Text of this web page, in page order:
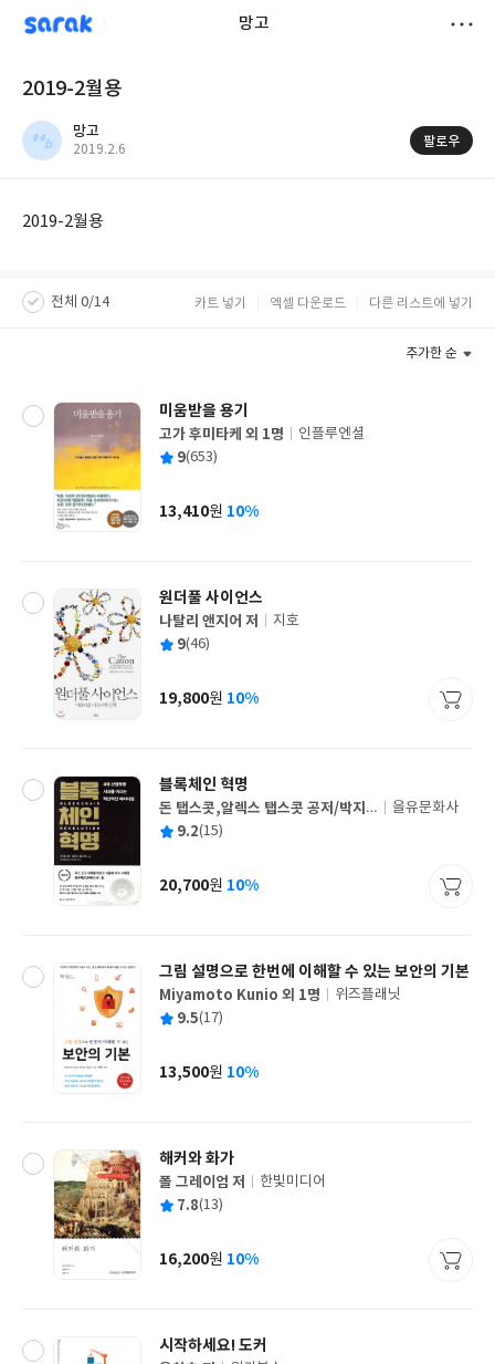
sarak 망고
2019-2월용
망고
작
2019.2.6
팔로우
2019-2월용
전체 0/14 카트 넣기 엑셀 다운로드 다른 리스트에 넣기
추가한 순
미움받을 용기
글
쓴
고가 후미타케 외 1명
출
사
인플루엔셜
평 9(653)
가
13,410원 10%
원더풀 사이언스
글
쓴
나탈리 앤지어 저
출
사
지호
평 9(46)
가
19,800원 10%
블록체인 혁명
글
쓴
돈 탭스콧,알렉스 탭스콧 공저/박지
훈 역/박성준 감수
출
사
을유문화사
평 9.2(15)
가
20,700원 10%
그림 설명으로 한번에 이해할 수 있는 보안의 기본
글
쓴
Miyamoto Kunio 외 1명
출
사
위즈플래닛
평 9.5(17)
가
13,500원 10%
해커와 화가
글
쓴
폴 그레이엄 저
출
사
한빛미디어
평 7.8(13)
가
16,200원 10%
시작하세요! 도커